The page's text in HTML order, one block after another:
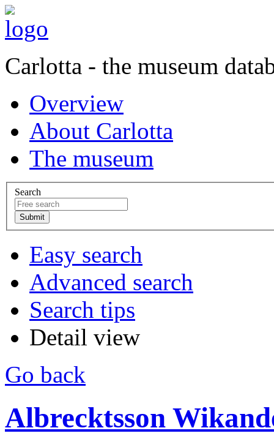
Carlotta - the museum
Overview
About Carlotta
The museum
Search
Easy search
Advanced search
Search tips
Detail view
Go back
Albrecktsson